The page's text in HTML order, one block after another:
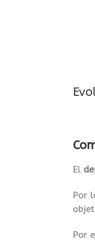
El
Por
Por